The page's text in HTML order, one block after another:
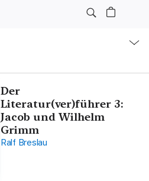
Der
Literatur(ver)führer 3:
Jacob und Wilhelm
Grimm
Ralf Breslau